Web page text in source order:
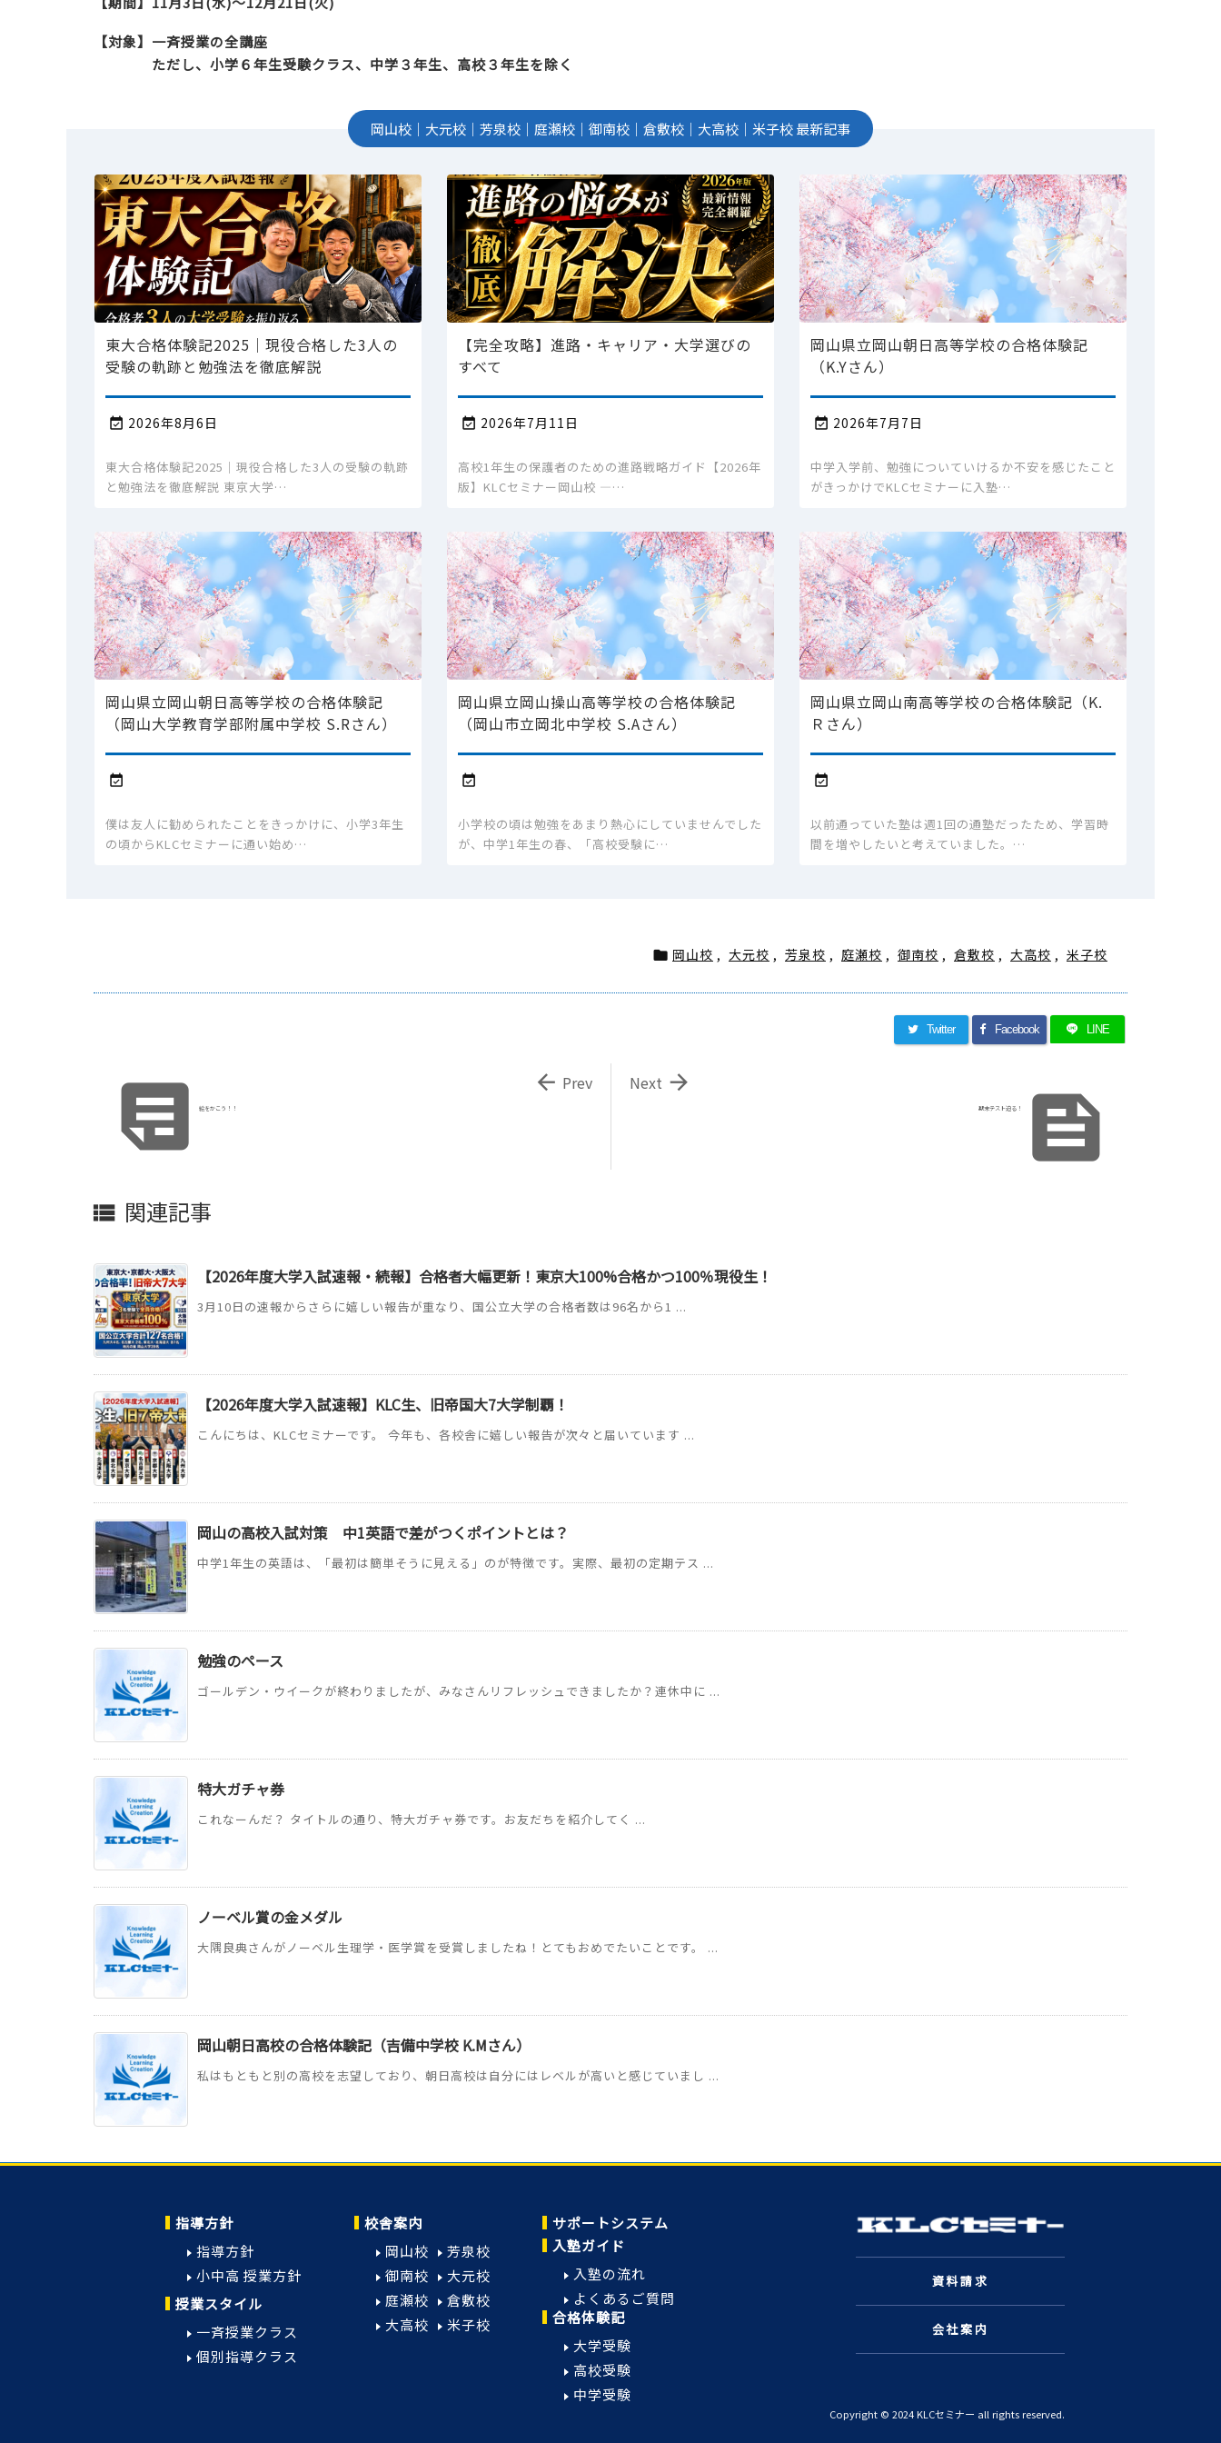
【対象】一斉授業の全講座
ただし、小学６年生受験クラス、中学３年生、高校３年生を除く
岡山校 ｜ 大元校 ｜ 芳泉校 ｜ 庭瀬校 ｜ 御南校 ｜ 倉敷校 ｜ 大高校 ｜ 米子校最新記事
東大合格体験記2025｜現役合格した3人の
受験の軌跡と勉強法を徹底解説
 2026年8月6日
東大合格体験記2025｜現役合格した3人の受験の軌跡
と勉強法を徹底解説 東京大学…
【完全攻略】進路・キャリア・大学選びの
すべて
 2026年7月11日
高校1年生の保護者のための進路戦略ガイド【2026年
版】KLCセミナー岡山校 ―…
岡山県立岡山朝日高等学校の合格体験記
（K.Yさん）
 2026年7月7日
中学入学前、勉強についていけるか不安を感じたこと
がきっかけでKLCセミナーに入塾…
岡山県立岡山朝日高等学校の合格体験記
（岡山大学教育学部附属中学校 S.Rさん）

僕は友人に勧められたことをきっかけに、小学3年生
の頃からKLCセミナーに通い始め…
岡山県立岡山操山高等学校の合格体験記
（岡山市立岡北中学校 S.Aさん）

小学校の頃は勉強をあまり熱心にしていませんでした
が、中学1年生の春、「高校受験に…
岡山県立岡山南高等学校の合格体験記（K.
Ｒさん）

以前通っていた塾は週1回の通塾だったため、学習時
間を増やしたいと考えていました。…
 岡山校 , 大元校 , 芳泉校 , 庭瀬校 , 御南校 , 倉敷校 , 大高校 , 米子校
Twitter Facebook LINE

期末テスト迫る！

Next
絵をかこう！！
 Prev
 関連記事
【2026年度大学入試速報・続報】合格者大幅更新！東京大100%合格かつ100％現役生！
3月10日の速報からさらに嬉しい報告が重なり、国公立大学の合格者数は96名から1 ...
【2026年度大学入試速報】KLC生、旧帝国大7大学制覇！
こんにちは、KLCセミナーです。 今年も、各校舎に嬉しい報告が次々と届いています ...
岡山の高校入試対策 中1英語で差がつくポイントとは？
中学1年生の英語は、「最初は簡単そうに見える」のが特徴です。実際、最初の定期テス ...
勉強のペース
ゴールデン・ウイークが終わりましたが、みなさんリフレッシュできましたか？連休中に ...
特大ガチャ券
これなーんだ？ タイトルの通り、特大ガチャ券です。お友だちを紹介してく ...
ノーベル賞の金メダル
大隅良典さんがノーベル生理学・医学賞を受賞しましたね！とてもおめでたいことです。 ...
岡山朝日高校の合格体験記（吉備中学校 K.Mさん）
私はもともと別の高校を志望しており、朝日高校は自分にはレベルが高いと感じていまし ...
資料請求
会社案内
指導方針
指導方針
小中高 授業方針
授業スタイル
一斉授業クラス
個別指導クラス
校舎案内
岡山校
芳泉校
御南校
大元校
庭瀬校
倉敷校
大高校
米子校
サポートシステム
入塾ガイド
入塾の流れ
よくあるご質問
合格体験記
大学受験
高校受験
中学受験
Copyright © 2024 KLCセミナー all rights reserved.